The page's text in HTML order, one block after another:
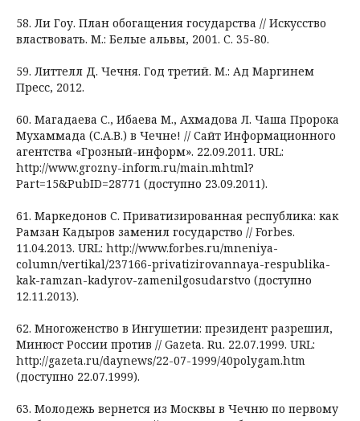
58. Ли Гоу. План обогащения государства // Искусство
властвовать. М.: Белые альвы, 2001. C. 35-80.
59. Литтелл Д. Чечня. Год третий. М.: Ад Маргинем
Пресс, 2012.
60. Магадаева С., Ибаева М., Ахмадова Л. Чаша Пророка
Мухаммада (С.А.В.) в Чечне! // Сайт Информационного
агентства «Грозный-информ». 22.09.2011. URL:
http://www.grozny-inform.ru/main.mhtml?
Part=15&PubID=28771 (доступно 23.09.2011).
61. Маркедонов С. Приватизированная республика: как
Рамзан Кадыров заменил государство // Forbes.
11.04.2013. URL: http://www.forbes.ru/mneniya-
column/vertikal/237166-privatizirovannaya-respublika-
kak-ramzan-kadyrov-zamenilgosudarstvo (доступно
12.11.2013).
62. Многоженство в Ингушетии: президент разрешил,
Минюст России против // Gazeta. Ru. 22.07.1999. URL:
http://gazeta.ru/daynews/22-07-1999/40polygam.htm
(доступно 22.07.1999).
63. Молодежь вернется из Москвы в Чечню по первому